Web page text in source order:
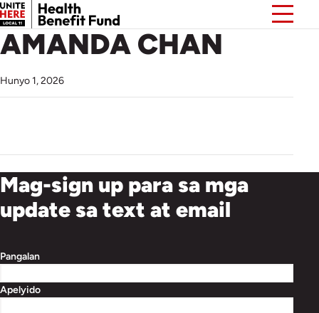
AMANDA CHAN
Hunyo 1, 2026
Mag-sign up para sa mga
update sa text at email
Pangalan
Apelyido